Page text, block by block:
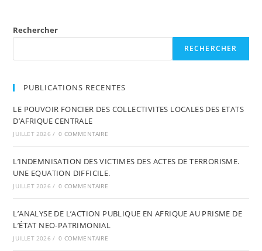
Rechercher
RECHERCHER
PUBLICATIONS RECENTES
LE POUVOIR FONCIER DES COLLECTIVITES LOCALES DES ETATS
D’AFRIQUE CENTRALE
JUILLET 2026 / 0 COMMENTAIRE
L’INDEMNISATION DES VICTIMES DES ACTES DE TERRORISME.
UNE EQUATION DIFFICILE.
JUILLET 2026 / 0 COMMENTAIRE
L’ANALYSE DE L’ACTION PUBLIQUE EN AFRIQUE AU PRISME DE
L’ÉTAT NEO-PATRIMONIAL
JUILLET 2026 / 0 COMMENTAIRE